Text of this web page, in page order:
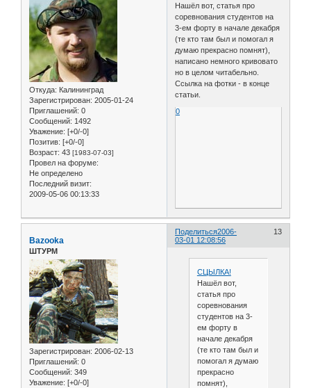
Откуда: Калининград
Зарегистрирован: 2005-01-24
Приглашений: 0
Сообщений: 1492
Уважение: [+0/-0]
Позитив: [+0/-0]
Возраст: 43 [1983-07-03]
Провел на форуме:
Не определено
Последний визит:
2009-05-06 00:13:33
Нашёл вот, статья про
соревнования студентов на
3-ем форту в начале декабря
(те кто там был и помогал я
думаю прекрасно помнят),
написано немного кривовато
но в целом читабельно.
Ссылка на фотки - в конце
статьи.
0
Поделиться 13
2006-
03-01 12:08:56
Bazooka
ШТУРМ
Зарегистрирован: 2006-02-13
Приглашений: 0
Сообщений: 349
Уважение: [+0/-0]
СЦЫЛКА!
Нашёл вот,
статья про
соревнования
студентов на 3-
ем форту в
начале декабря
(те кто там был и
помогал я думаю
прекрасно
помнят),